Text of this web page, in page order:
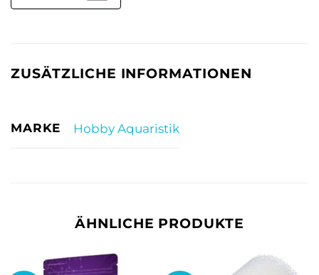
ZUSÄTZLICHE INFORMATIONEN
MARKE Hobby Aquaristik
ÄHNLICHE PRODUKTE